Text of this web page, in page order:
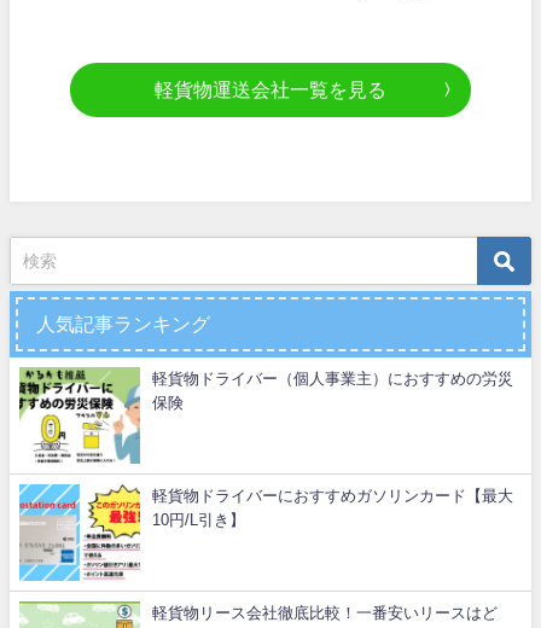
軽貨物運送会社一覧を見る
人気記事ランキング
軽貨物ドライバー（個人事業主）におすすめの労災
保険
軽貨物ドライバーにおすすめガソリンカード【最大
10円/L引き】
軽貨物リース会社徹底比較！一番安いリースはど